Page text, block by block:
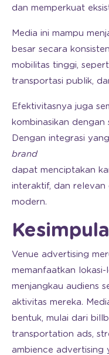
dan memperkuat
Media ini mampu
besar secara
mobilitas tinggi,
transportasi publik,
Efektivitasnya juga
kombinasikan
Dengan integrasi
brand
dapat menciptakan
interaktif, dan relevan
modern.
Venue advertising
memanfaatkan
menjangkau audiens
aktivitas mereka.
bentuk, mulai dari
transportation ads,
ambience advertising